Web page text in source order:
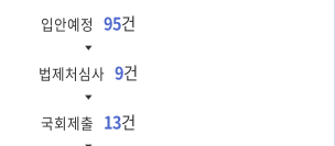
입안예정 95건
법제처심사 9건
국회제출 13건